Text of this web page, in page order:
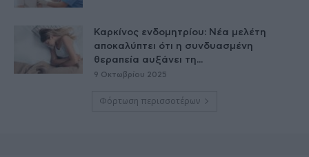
Καρκίνος ενδομητρίου: Νέα μελέτη
αποκαλύπτει ότι η συνδυασμένη
θεραπεία αυξάνει τη...
9 Οκτωβρίου 2025
Φόρτωση περισσοτέρων